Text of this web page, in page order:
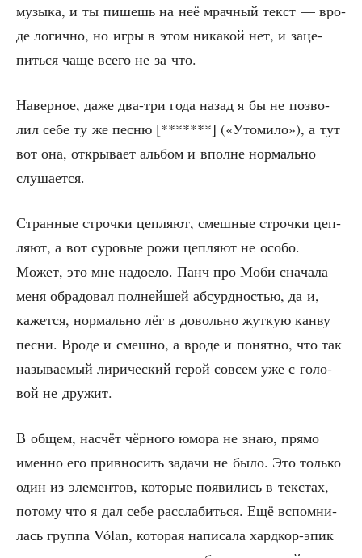
музы­ка, и ты пишешь на неё мрач­ный текст — вро­
де логич­но, но игры в этом ника­кой нет, и заце­
пить­ся чаще все­го не за что.
Навер­ное, даже два-три года назад я бы не поз­во­
лил себе ту же пес­ню [*******] («Уто­ми­ло»), а тут
вот она, откры­ва­ет аль­бом и вполне нор­маль­но
слушается.
Стран­ные строч­ки цеп­ля­ют, смеш­ные строч­ки цеп­
ля­ют, а вот суро­вые рожи цеп­ля­ют не осо­бо.
Может, это мне надо­е­ло. Панч про Моби сна­ча­ла
меня обра­до­вал пол­ней­шей абсурд­но­стью, да и,
кажет­ся, нор­маль­но лёг в доволь­но жут­кую кан­ву
пес­ни. Вро­де и смеш­но, а вро­де и понят­но, что так
назы­ва­е­мый лири­че­ский герой совсем уже с голо­
вой не дружит.
В общем, насчёт чёр­но­го юмо­ра не знаю, пря­мо
имен­но его при­вно­сить зада­чи не было. Это толь­ко
один из эле­мен­тов, кото­рые появи­лись в текстах,
пото­му что я дал себе рас­сла­бить­ся. Ещё вспом­ни­
лась груп­па Vólan, кото­рая напи­са­ла хард­кор-эпик